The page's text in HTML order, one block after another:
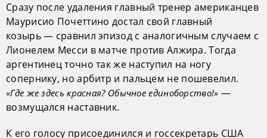
Сразу после удаления главный тренер американцев
Маурисио Почеттино достал свой главный
козырь — сравнил эпизод с аналогичным случаем с
Лионелем Месси в матче против Алжира. Тогда
аргентинец точно так же наступил на ногу
сопернику, но арбитр и пальцем не пошевелил.
«Где же здесь красная? Обычное единоборство!» —
возмущался наставник.
К его голосу присоединился и госсекретарь США